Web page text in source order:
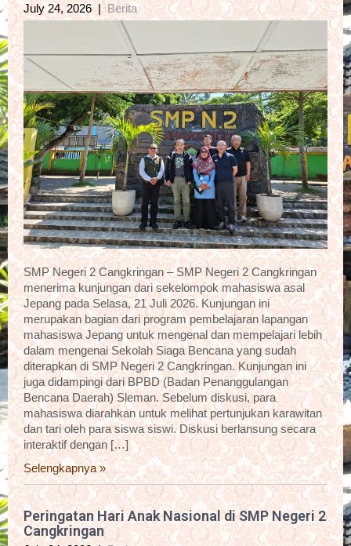
July 24, 2026 |Berita
SMP Negeri 2 Cangkringan – SMP Negeri 2 Cangkringan
menerima kunjungan dari sekelompok mahasiswa asal
Jepang pada Selasa, 21 Juli 2026. Kunjungan ini
merupakan bagian dari program pembelajaran lapangan
mahasiswa Jepang untuk mengenal dan mempelajari lebih
dalam mengenai Sekolah Siaga Bencana yang sudah
diterapkan di SMP Negeri 2 Cangkringan. Kunjungan ini
juga didampingi dari BPBD (Badan Penanggulangan
Bencana Daerah) Sleman. Sebelum diskusi, para
mahasiswa diarahkan untuk melihat pertunjukan karawitan
dan tari oleh para siswa siswi. Diskusi berlansung secara
interaktif dengan […]
Selengkapnya »
Peringatan Hari Anak Nasional di SMP Negeri 2
Cangkringan